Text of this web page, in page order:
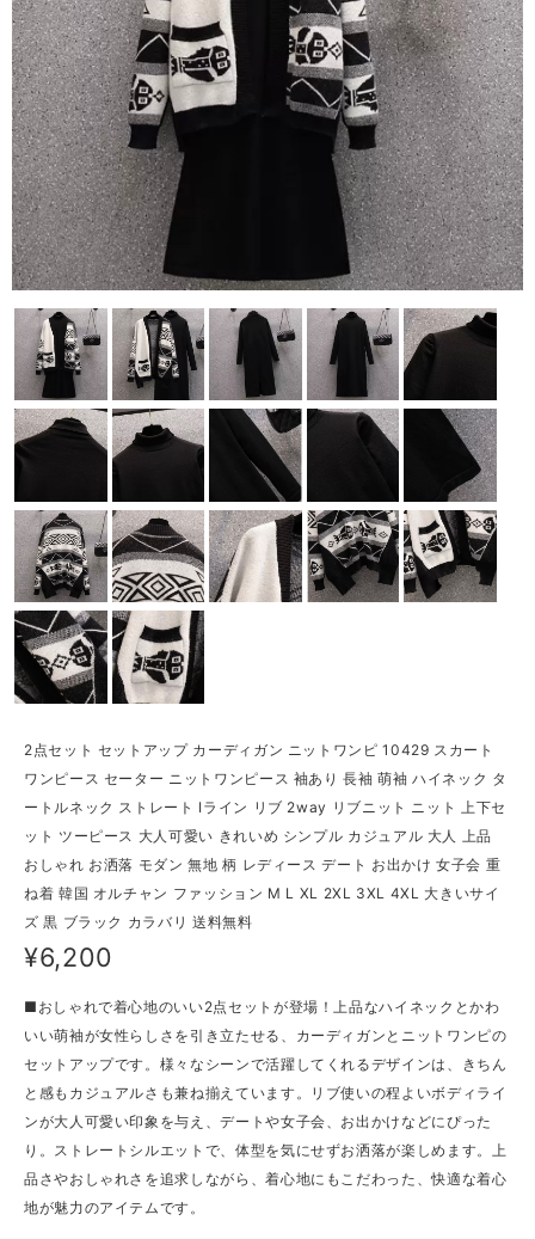
2点セット セットアップ カーディガン ニットワンピ 10429 スカート
ワンピース セーター ニットワンピース 袖あり 長袖 萌袖 ハイネック タ
ートルネック ストレート Iライン リブ 2way リブニット ニット 上下セ
ット ツーピース 大人可愛い きれいめ シンプル カジュアル 大人 上品
おしゃれ お洒落 モダン 無地 柄 レディース デート お出かけ 女子会 重
ね着 韓国 オルチャン ファッション M L XL 2XL 3XL 4XL 大きいサイ
ズ 黒 ブラック カラバリ 送料無料
¥6,200
■おしゃれで着心地のいい2点セットが登場！上品なハイネックとかわ
いい萌袖が女性らしさを引き立たせる、カーディガンとニットワンピの
セットアップです。様々なシーンで活躍してくれるデザインは、きちん
と感もカジュアルさも兼ね揃えています。リブ使いの程よいボディライ
ンが大人可愛い印象を与え、デートや女子会、お出かけなどにぴった
り。ストレートシルエットで、体型を気にせずお洒落が楽しめます。上
品さやおしゃれさを追求しながら、着心地にもこだわった、快適な着心
地が魅力のアイテムです。